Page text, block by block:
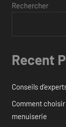
Rechercher
Recent
Conseils
Comment
menuiserie